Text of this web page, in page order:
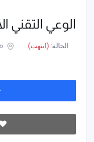
الوعي التقني
الحالة: (انتهت)